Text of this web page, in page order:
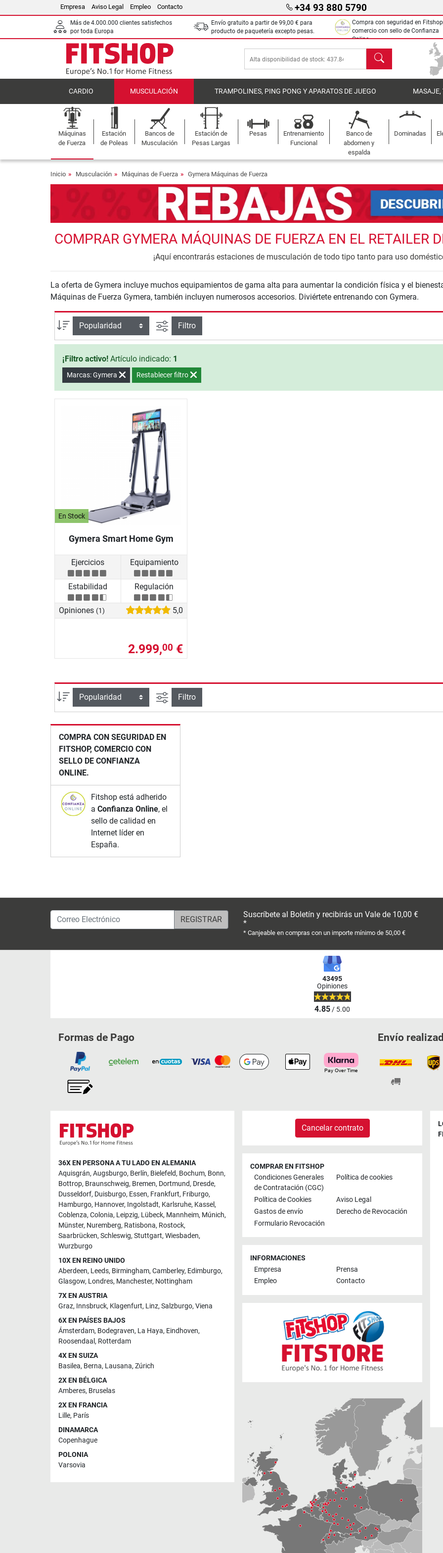
Empresa Aviso Legal Empleo Contacto +34 93 880 5790
Más de 4.000.000 clientes satisfechos
por toda Europa
Envío gratuito a partir de 99,00 € para
producto de paquetería excepto pesas.
Compra con seguridad en
comercio con sello de Confianza
Online.
Buscar
CARDIO MUSCULACIÓN TRAMPOLINES, PING PONG Y APARATOS DE JUEGO MASAJE,
Máquinas
de Fuerza
Estación
de Poleas
Bancos de
Musculación
Estación de
Pesas Largas
Pesas
Entrenamiento
Funcional
Banco de
abdomen y
espalda
Dominadas
Inicio Musculación Máquinas de Fuerza Gymera Máquinas de Fuerza
COMPRAR GYMERA MÁQUINAS DE FUERZA EN EL RETAILER
¡Aquí encontrarás estaciones de musculación de todo tipo tanto para uso
La oferta de Gymera incluye muchos equipamientos de gama alta para aumentar la condición física y el
Máquinas de Fuerza Gymera, también incluyen numerosos accesorios. Diviértete entrenando con Gymera.
Ordenar por Busqueda avanzada
Filtro
¡Filtro activo! Artículo indicado: 1
Marcas: Gymera Restablecer filtro
En Stock
Gymera Smart Home Gym
Ejercicios Equipamiento
Estabilidad Regulación
Opiniones (1) 5,0
2.999,00 €
Ordenar por Busqueda avanzada
Filtro
COMPRA CON SEGURIDAD EN
FITSHOP, COMERCIO CON
SELLO DE CONFIANZA
ONLINE.
Fitshop está adherido
aConfianza Online, el
sello de calidad en
Internet líder en
España.
Correo Electrónico
Suscríbete al Boletín y recibirás un Vale de 10,00 €
*
* Canjeable en compras con un importe mínimo de 50,00 €
43495
Opiniones
4.85/ 5.00
Formas de Pago Envío
36X EN PERSONA A TU LADO EN ALEMANIA
Aquisgrán, Augsburgo, Berlín, Bielefeld, Bochum, Bonn,
Bottrop, Braunschweig, Bremen, Dortmund, Dresde,
Dusseldorf, Duisburgo, Essen, Frankfurt, Friburgo,
Hamburgo, Hannover, Ingolstadt, Karlsruhe, Kassel,
Coblenza, Colonia, Leipzig, Lübeck, Mannheim, Múnich,
Münster, Nuremberg, Ratisbona, Rostock,
Saarbrücken, Schleswig, Stuttgart, Wiesbaden,
Wurzburgo
10X EN REINO UNIDO
Aberdeen, Leeds, Birmingham, Camberley, Edimburgo,
Glasgow, Londres, Manchester, Nottingham
7X EN AUSTRIA
Graz, Innsbruck, Klagenfurt, Linz, Salzburgo, Viena
6X EN PAÍSES BAJOS
Ámsterdam, Bodegraven, La Haya, Eindhoven,
Roosendaal , Rotterdam
4X EN SUIZA
Basilea, Berna, Lausana, Zúrich
2X EN BÉLGICA
Amberes, Bruselas
2X EN FRANCIA
Lille, París
DINAMARCA
Copenhague
POLONIA
Varsovia
Cancelar contrato
COMPRAR EN FITSHOP
Condiciones Generales
de Contratación (CGC)
Política de cookies
Política de Cookies
Aviso Legal
Gastos de envío
Derecho de Revocación
Formulario Revocación
INFORMACIONES
Empresa
Prensa
Empleo
Contacto